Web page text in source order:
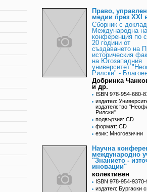
Право,
медии през XXI
Сборник с
Международна
конференция по
20 години от
създаването на
историческия
на Югозападния
университет
Рилски" -
Добринка
и др.
ISBN 978-954-680-
издател:
издателство
Рилски"
подвързия: CD
формат: CD
език: Многоезични
Научна
международно
"Знанието -
иновации"
колективен
ISBN 978-954-
издател: Бургаски